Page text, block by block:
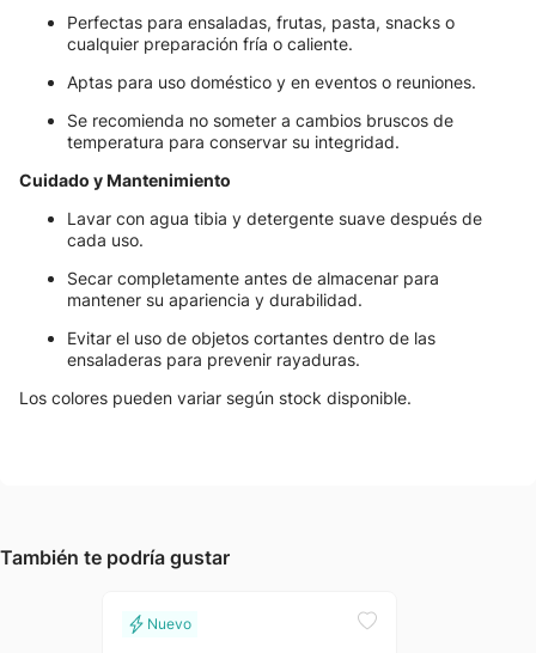
Perfectas para ensaladas, frutas, pasta, snacks o
cualquier preparación fría o caliente.
Aptas para uso doméstico y en eventos o reuniones.
Se recomienda no someter a cambios bruscos de
temperatura para conservar su integridad.
Cuidado y Mantenimiento
Lavar con agua tibia y detergente suave después de
cada uso.
Secar completamente antes de almacenar para
mantener su apariencia y durabilidad.
Evitar el uso de objetos cortantes dentro de las
ensaladeras para prevenir rayaduras.
Los colores pueden variar según stock disponible.
También te podría gustar